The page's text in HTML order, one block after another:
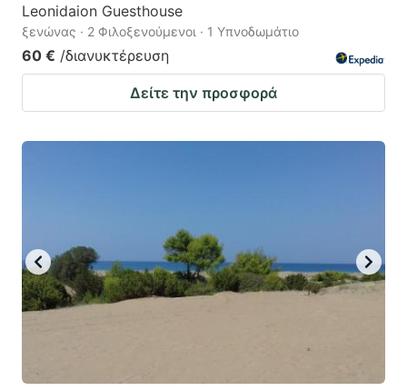
Leonidaion Guesthouse
ξενώνας · 2 Φιλοξενούμενοι · 1 Υπνοδωμάτιο
60 € /διανυκτέρευση
Δείτε την προσφορά